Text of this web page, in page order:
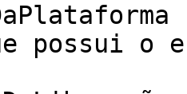
possui o